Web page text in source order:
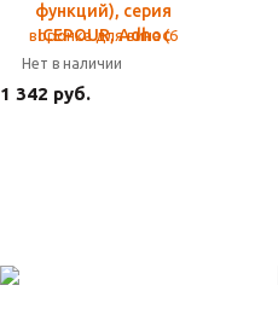
функций), серия
ICEPOUR, Adhoc
Нет в наличии
1 342 руб.